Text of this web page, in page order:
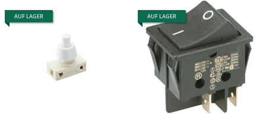
AUF LAGER AUF LAGER